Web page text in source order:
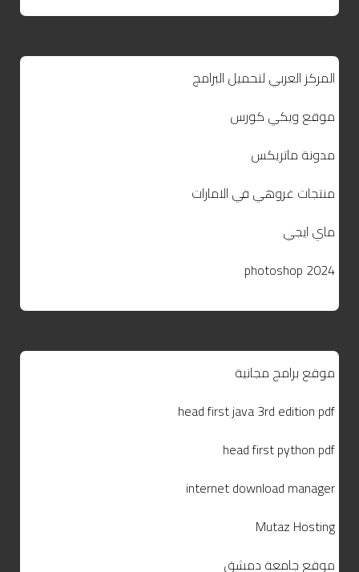
المركز العربي لتحميل البرامج
موقع ويكي كورس
مدونة ماتريكس
منتجات غروهي في الامارات
ماي ايجي
photoshop 2024
موقع برامج مجانية
head first java 3rd edition pdf
head first python pdf
internet download manager
Mutaz Hosting
موقع جامعة دمشق